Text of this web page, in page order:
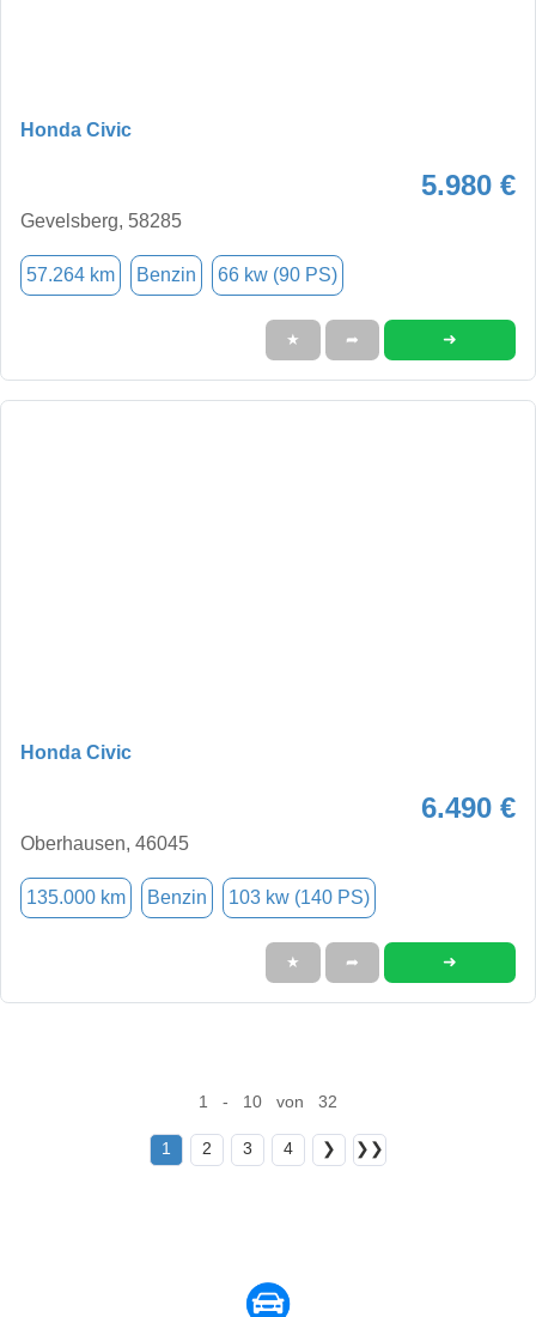
Honda Civic
5.980 €
Gevelsberg, 58285
57.264 km Benzin 66 kw (90 PS)
★ ➦ ➜
Honda Civic
6.490 €
Oberhausen, 46045
135.000 km Benzin 103 kw (140 PS)
★ ➦ ➜
1 - 10 von 32
1 2 3 4 ❯ ❯❯